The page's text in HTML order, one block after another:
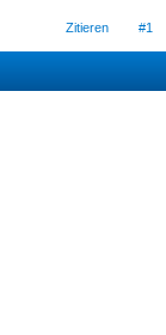
Zitieren #1